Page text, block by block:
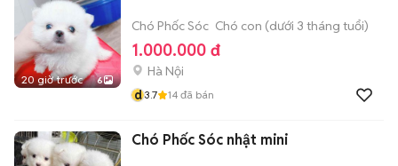
20 giờ trước 6
Chó Phốc Sóc Chó con (dưới 3 tháng tuổi)
1.000.000 đ
Hà Nội
d3.7 14 đã bán
Chó Phốc Sóc nhật mini